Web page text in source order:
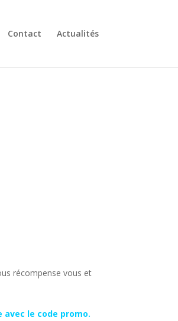
Contact Actualités
récompense vous et
le code promo.